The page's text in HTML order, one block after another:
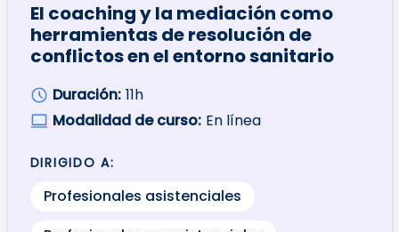
El coaching y la mediación como
herramientas de resolución de
conflictos en el entorno sanitario
Duración: 11h
Modalidad de curso: En línea
DIRIGIDO A:
Profesionales asistenciales